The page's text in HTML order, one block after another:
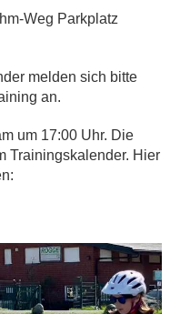
Weg Parkplatz
melden sich bitte
an.
um 17:00 Uhr. Die
Trainingskalender. Hier